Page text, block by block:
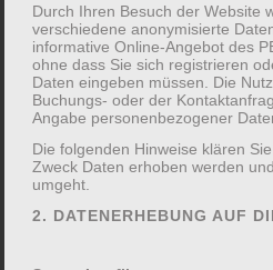
Leitung: Roman
Kosten:
Infos: Lisa-
Unverbindliche Anfrage
Durch Ihren Besuch der Website
verschiedene anonymisierte
informative Online-Angebot des
ohne dass Sie sich registrieren
Daten eingeben müssen. Die
Buchungs- oder der
Angabe personenbezogener
Die folgenden Hinweise klären
Zweck Daten erhoben werden
umgeht.
2. DATENERHEBUNG AUF